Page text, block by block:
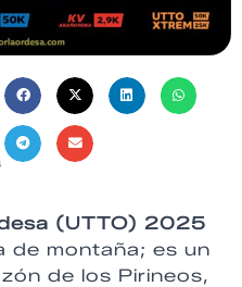
(UTTO) 2025
de montaña; es un
de los Pirineos,